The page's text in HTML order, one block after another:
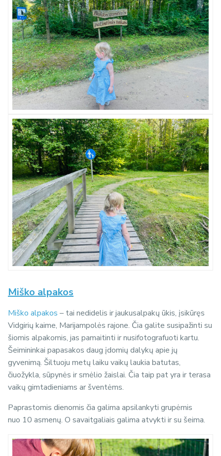
Miško alpakos
Miško alpakos – tai nedidelis ir jaukusalpakų ūkis, įsikūręs
Vidgirių kaime, Marijampolės rajone. Čia galite susipažinti su
šiomis alpakomis, jas pamaitinti ir nusifotografuoti kartu.
Šeimininkai papasakos daug įdomių dalykų apie jų
gyvenimą. Šiltuoju metų laiku vaikų laukia batutas,
čiuožykla, sūpynės ir smėlio žaislai. Čia taip pat yra ir terasa
vaikų gimtadieniams ar šventėms.
Paprastomis dienomis čia galima apsilankyti grupėmis
nuo 10 asmenų. O savaitgaliais galima atvykti ir su šeima.